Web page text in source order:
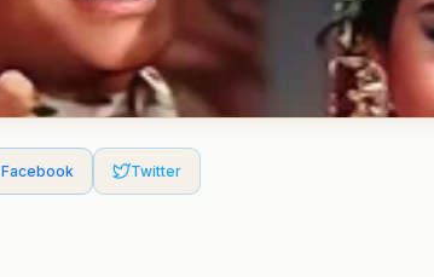
Facebook Twitter